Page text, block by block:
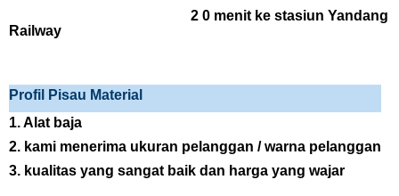
2 0 menit ke stasiun Yandang
Railway
Profil Pisau Material
1. Alat baja
2. kami menerima ukuran pelanggan / warna pelanggan
3. kualitas yang sangat baik dan harga yang wajar